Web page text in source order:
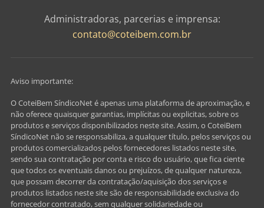
Administradoras, parcerias e imprensa:
contato@coteibem.com.br
Aviso importante:
O CoteiBem SíndicoNet é apenas uma plataforma de aproximação, e
não oferece quaisquer garantias, implícitas ou explicitas, sobre os
produtos e serviços disponibilizados neste site. Assim, o CoteiBem
SíndicoNet não se responsabiliza, a qualquer título, pelos serviços ou
produtos comercializados pelos fornecedores listados neste site,
sendo sua contratação por conta e risco do usuário, que fica ciente
que todos os eventuais danos ou prejuízos, de qualquer natureza,
que possam decorrer da contratação/aquisição dos serviços e
produtos listados neste site são de responsabilidade exclusiva do
fornecedor contratado, sem qualquer solidariedade ou